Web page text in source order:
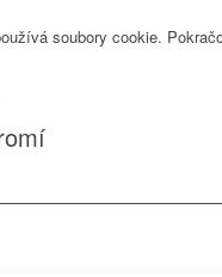
soubory cookie.